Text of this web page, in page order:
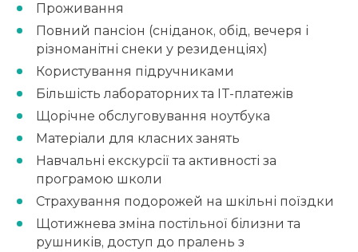
Проживання
Повний пансіон (сніданок, обід, вечеря і
різноманітні снеки у резиденціях)
Користування підручниками
Більшість лабораторних та IT-платежів
Щорічне обслуговування ноутбука
Матеріали для класних занять
Навчальні екскурсії та активності за
програмою школи
Страхування подорожей на шкільні поїздки
Щотижнева зміна постільної білизни та
рушників, доступ до пралень з